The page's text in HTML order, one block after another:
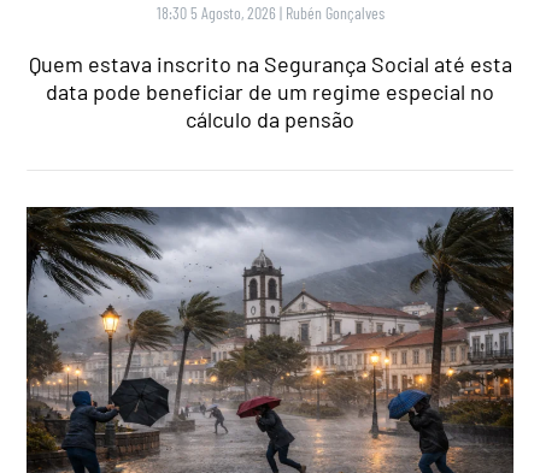
18:30 5 Agosto, 2026 | Rubén Gonçalves
Quem estava inscrito na Segurança Social até esta
data pode beneficiar de um regime especial no
cálculo da pensão